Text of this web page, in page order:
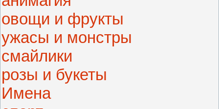
овощи и фрукты
ужасы и монстры
смайлики
розы и букеты
Имена